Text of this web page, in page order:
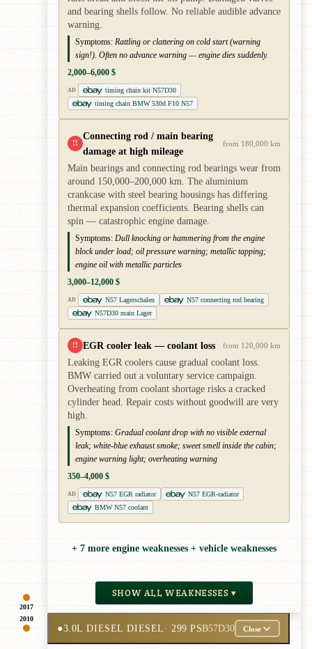
2017
and bearing shells follow. No reliable audible advance
warning.
Symptoms: Rattling or clattering on cold start (warning
sign!). Often no advance warning — engine dies suddenly.
2,000–6,000 $
AD
timing chain kit N57D30
timing chain BMW 530d F10 N57
!!
Connecting rod / main bearing
damage at high mileage
from 180,000 km
Main bearings and connecting rod bearings wear from
around 150,000–200,000 km. The aluminium
crankcase with steel bearing housings has differing
thermal expansion coefficients. Bearing shells can
spin — catastrophic engine damage.
Symptoms: Dull knocking or hammering from the engine
block under load; oil pressure warning; metallic tapping;
engine oil with metallic particles
3,000–12,000 $
AD N57 Lagerschalen
N57 connecting rod bearing
N57D30 main Lager
!! EGR cooler leak — coolant loss from 120,000 km
Leaking EGR coolers cause gradual coolant loss.
BMW carried out a voluntary service campaign.
Overheating from coolant shortage risks a cracked
cylinder head. Repair costs without goodwill are very
high.
Symptoms: Gradual coolant drop with no visible external
leak; white-blue exhaust smoke; sweet smell inside the cabin;
engine warning light; overheating warning
350–4,000 $
AD N57 EGR radiator
N57 EGR-radiator
BMW N57 coolant
+ 7 more engine weaknesses + vehicle weaknesses
SHOW ALL WEAKNESSES ▾
2010
●3.0L DIESEL DIESEL· 299 PSB57D30 Close